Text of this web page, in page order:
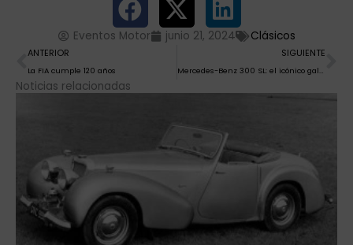
Eventos Motor junio 21, 2024 Clásicos
Ant
ANTERIOR
La FIA cumple 120 años
SIGUIENTE
Mercedes-Benz 300 SL: el icónico galas de gaviota
Noticias relacionadas